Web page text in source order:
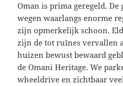
Oman is prima geregeld.
wegen waarlangs enorme
zijn opmerkelijk schoon.
zijn de tot ruïnes vervallen
huizen bewust bewaard
de Omani Heritage. We
wheeldrive en zichtbaar